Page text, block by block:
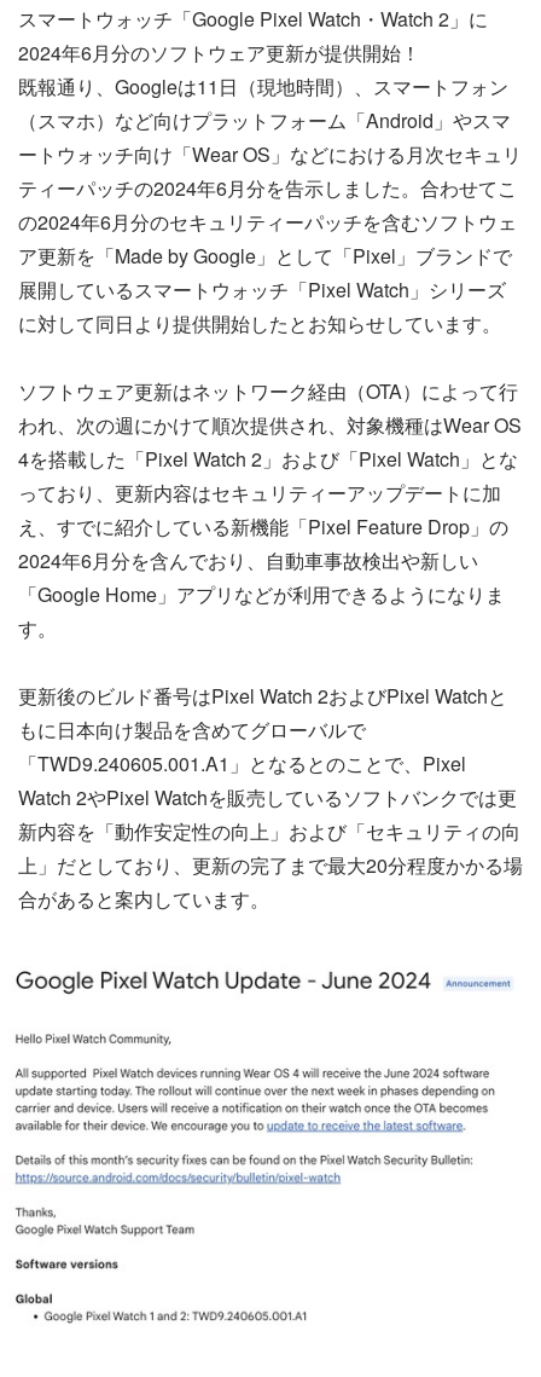
スマートウォッチ「Google Pixel Watch・Watch 2」に
2024年6月分のソフトウェア更新が提供開始！
既報通り、Googleは11日（現地時間）、スマートフォン
（スマホ）など向けプラットフォーム「Android」やスマ
ートウォッチ向け「Wear OS」などにおける月次セキュリ
ティーパッチの2024年6月分を告示しました。合わせてこ
の2024年6月分のセキュリティーパッチを含むソフトウェ
ア更新を「Made by Google」として「Pixel」ブランドで
展開しているスマートウォッチ「Pixel Watch」シリーズ
に対して同日より提供開始したとお知らせしています。
ソフトウェア更新はネットワーク経由（OTA）によって行
われ、次の週にかけて順次提供され、対象機種はWear OS
4を搭載した「Pixel Watch 2」および「Pixel Watch」とな
っており、更新内容はセキュリティーアップデートに加
え、すでに紹介している新機能「Pixel Feature Drop」の
2024年6月分を含んでおり、自動車事故検出や新しい
「Google Home」アプリなどが利用できるようになりま
す。
更新後のビルド番号はPixel Watch 2およびPixel Watchと
もに日本向け製品を含めてグローバルで
「TWD9.240605.001.A1」となるとのことで、Pixel
Watch 2やPixel Watchを販売しているソフトバンクでは更
新内容を「動作安定性の向上」および「セキュリティの向
上」だとしており、更新の完了まで最大20分程度かかる場
合があると案内しています。